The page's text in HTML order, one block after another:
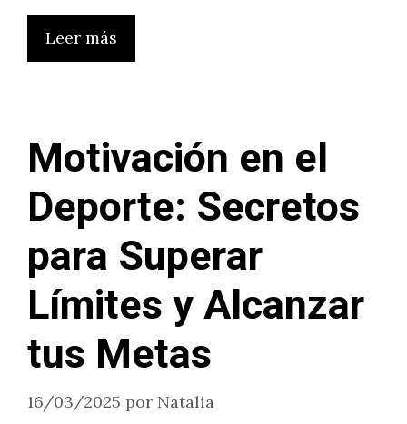
Leer más
Motivación en el
Deporte: Secretos
para Superar
Límites y Alcanzar
tus Metas
16/03/2025 por Natalia